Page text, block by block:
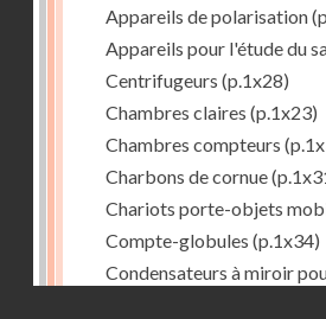
Appareils de polarisation
Appareils pour l'étude du
Centrifugeurs (p.1x28)
Chambres claires (p.1x23)
Chambres compteurs
Charbons de cornue
Chariots porte-objets
Compte-globules (p.1x34)
Condensateurs à miroir